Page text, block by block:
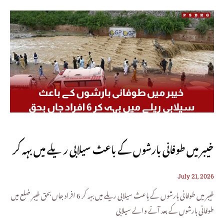
خیبر میں طوفانی بارشوں کے باعث سیلابی ریلے میں بہہ کر
6 افراد جاں بحق
July 21, 2026
خیبر میں طوفانی بارشوں کے باعث سیلابی ریلے میں بہہ کر 6 افراد جاں بحق خیبر ضلع میں
طوفانی بارشوں کے بعد آنے والے سیلابی